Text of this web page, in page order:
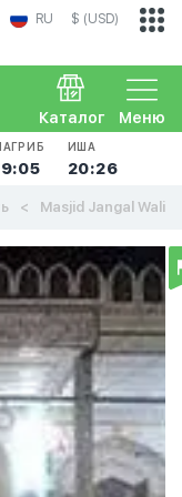
RU $ (USD)
Меню
Каталог
ИША
20:26
Masjid Jangal Wali